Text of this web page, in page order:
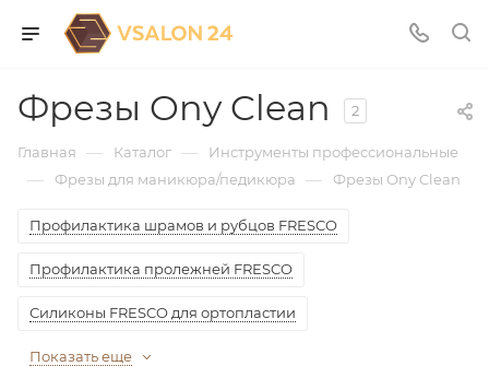
Фрезы Ony Clean 2
Главная — Каталог — Инструменты профессиональные
— Фрезы для маникюра/педикюра — Фрезы Ony Clean
Профилактика шрамов и рубцов FRESCO
Профилактика пролежней FRESCO
Силиконы FRESCO для ортопластии
Показать еще